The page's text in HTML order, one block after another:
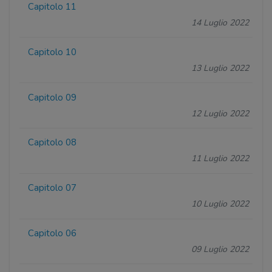
Capitolo 11
14 Luglio 2022
Capitolo 10
13 Luglio 2022
Capitolo 09
12 Luglio 2022
Capitolo 08
11 Luglio 2022
Capitolo 07
10 Luglio 2022
Capitolo 06
09 Luglio 2022